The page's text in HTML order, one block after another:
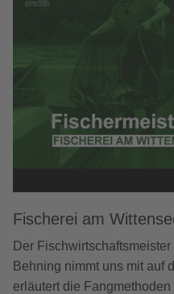
Fischerei am
Der
Behning nimmt uns mit auf
erläutert die